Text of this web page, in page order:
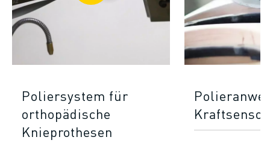
Poliersystem für
orthopädische
Knieprothesen
Kraftsensor